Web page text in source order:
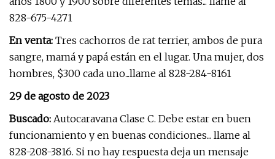
828-675-4271
En venta: Tres cachorros de rat terrier, ambos de pura
sangre, mamá y papá están en el lugar. Una mujer, dos
hombres, $300 cada uno...llame al 828-284-8161
29 de agosto de 2023
Buscado: Autocaravana Clase C. Debe estar en buen
funcionamiento y en buenas condiciones... llame al
828-208-3816. Si no hay respuesta deja un mensaje